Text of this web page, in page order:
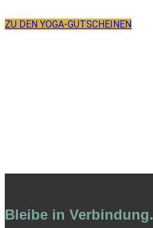
ZU DEN YOGA-GUTSCHEINEN
Bleibe in Verbindung.